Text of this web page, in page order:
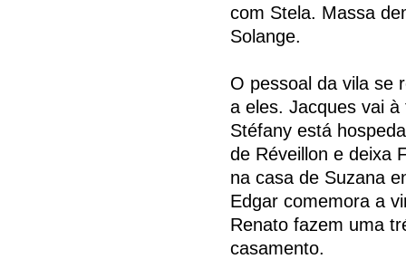
com Stela. Massa
Solange.
O pessoal da vila se
a eles. Jacques vai
Stéfany está
de Réveillon e deixa
na casa de Suzana
Edgar comemora a
Renato fazem uma
casamento.